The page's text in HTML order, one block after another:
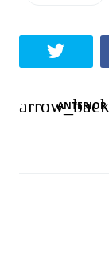
N
ANTERIOR